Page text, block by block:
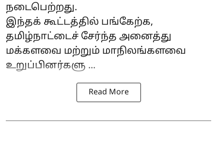
நடைபெற்றது.
இந்தக் கூட்டத்தில் பங்கேற்க,
தமிழ்நாட்டைச் சேர்ந்த அனைத்து
மக்களவை மற்றும் மாநிலங்களவை
உறுப்பினர்களு ...
Read More